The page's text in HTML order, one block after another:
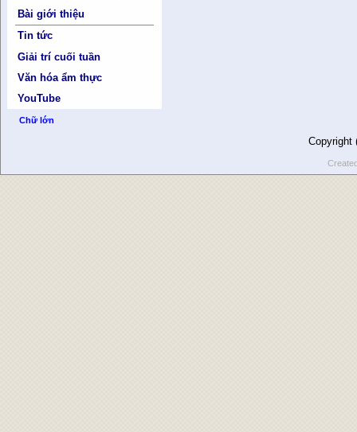
Bài giới thiệu
Tin tức
Giải trí cuối tuần
Văn hóa ẩm thực
YouTube
Chữ lớn
Copyright